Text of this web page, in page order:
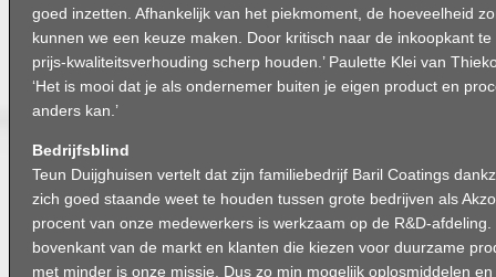
goed inzetten. Afhankelijk van het piekmoment, de hoeveelheid
kunnen we een keuze maken. Door kritisch naar de inkoopkant
prijs-kwaliteitsverhouding scherp houden.’ Paulette Klei van
‘Het is mooi dat je als ondernemer buiten je eigen product en
anders kan.’
Bedrijfsblind
Teun Duijghuisen vertelt dat zijn familiebedrijf Baril Coatings
zich goed staande weet te houden tussen grote bedrijven als
procent van onze medewerkers is werkzaam op de R&D-
bovenkant van de markt en klanten die kiezen voor duurzame
met minder is onze missie. Dus zo min mogelijk oplosmiddelen